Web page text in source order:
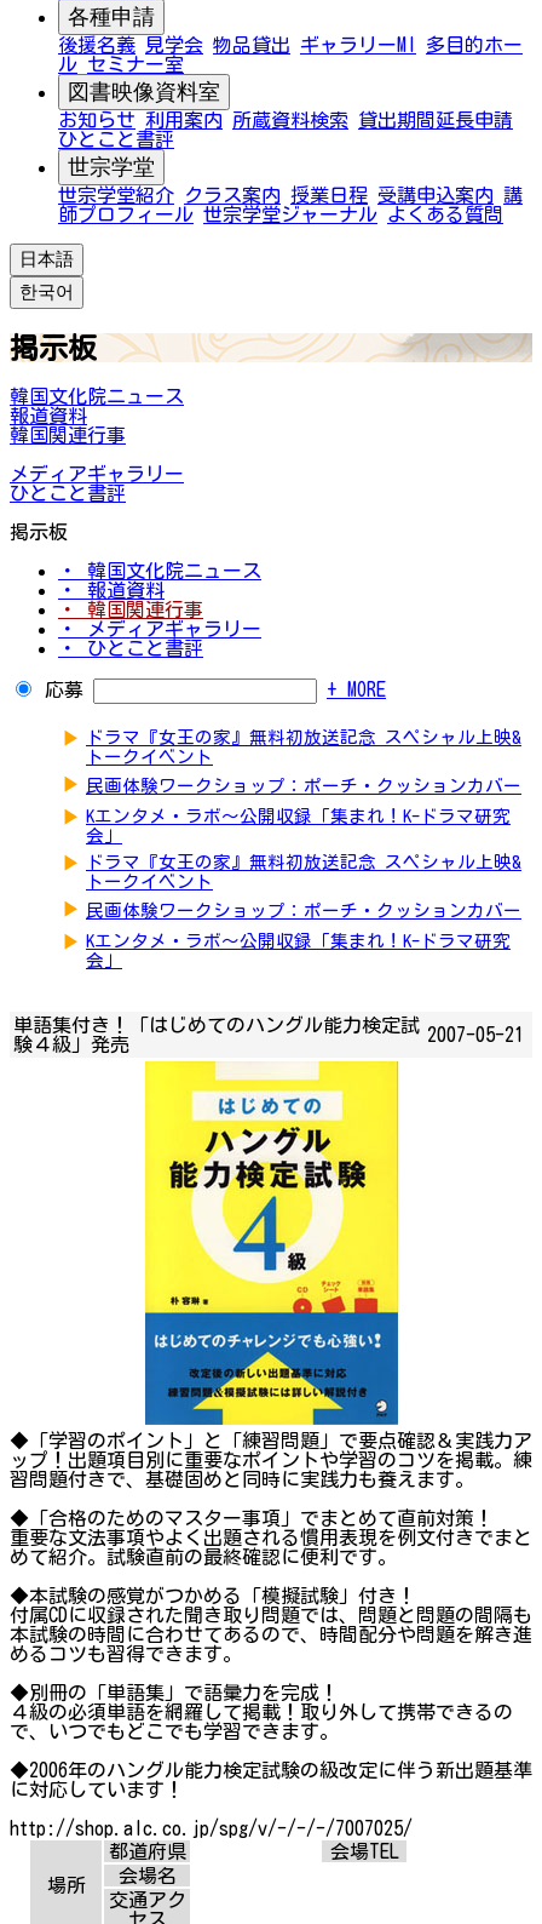
各種申請
後援名義 見学会 物品貸出 ギャラリーMI
多目的ホー
ル セミナー室
図書映像資料室
お知らせ 利用案内 所蔵資料検索
貸出期間延長申請
ひとこと書評
世宗学堂
世宗学堂紹介 クラス案内 授業日程 受講申込案内 講
師プロフィール 世宗学堂ジャーナル よくある質問
日本語
한국어
掲示板
韓国文化院ニュース
報道資料
韓国関連行事
メディアギャラリー
ひとこと書評
掲示板
・ 韓国文化院ニュース
・ 報道資料
・ 韓国関連行事
・ メディアギャラリー
・ ひとこと書評
応募 + MORE
▶
ドラマ『女王の家』無料初放送記念 スペシャル上映&
トークイベント
▶ 民画体験ワークショップ：ポーチ・クッションカバー
▶ Kエンタメ・ラボ～公開収録「集まれ！K-ドラマ研究
会」
▶
ドラマ『女王の家』無料初放送記念 スペシャル上映&
トークイベント
▶ 民画体験ワークショップ：ポーチ・クッションカバー
▶ Kエンタメ・ラボ～公開収録「集まれ！K-ドラマ研究
会」
単語集付き！「はじめてのハングル能力検定試
験４級」発売
2007-05-21
◆「学習のポイント」と「練習問題」で要点確認＆実践力ア
ップ！出題項目別に重要なポイントや学習のコツを掲載。練
習問題付きで、基礎固めと同時に実践力も養えます。
◆「合格のためのマスター事項」でまとめて直前対策！
重要な文法事項やよく出題される慣用表現を例文付きでまと
めて紹介。試験直前の最終確認に便利です。
◆本試験の感覚がつかめる「模擬試験」付き！
付属CDに収録された聞き取り問題では、問題と問題の間隔も
本試験の時間に合わせてあるので、時間配分や問題を解き進
めるコツも習得できます。
◆別冊の「単語集」で語彙力を完成！
４級の必須単語を網羅して掲載！取り外して携帯できるの
で、いつでもどこでも学習できます。
◆2006年のハングル能力検定試験の級改定に伴う新出題基準
に対応しています！
http://shop.alc.co.jp/spg/v/-/-/-/7007025/
場所
都道府県
会場TEL
会場名
交通アク
セス